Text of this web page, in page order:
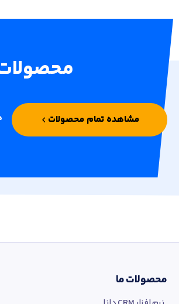
مشاهده تمام محصولات
محصولات ما